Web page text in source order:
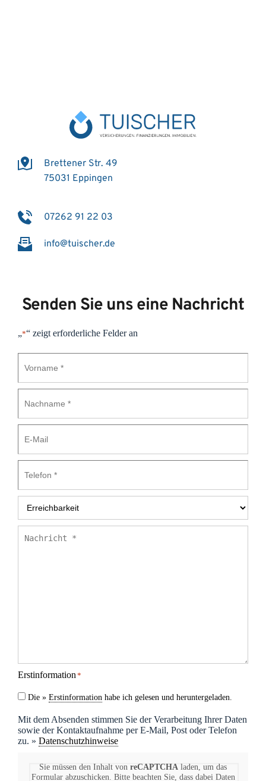
Brettener Str. 49
75031 Eppingen
07262 91 22 03
info@tuischer.de
Senden Sie uns eine Nachricht
„*“ zeigt erforderliche Felder an
Mail
Erstinformation*
Die » Erstinformation habe ich gelesen und heruntergeladen.
Mit dem Absenden stimmen Sie der Verarbeitung Ihrer Daten
sowie der Kontaktaufnahme per E-Mail, Post oder Telefon
zu. » Datenschutzhinweise
Sie müssen den Inhalt von reCAPTCHA laden, um das
Formular abzuschicken. Bitte beachten Sie, dass dabei Daten